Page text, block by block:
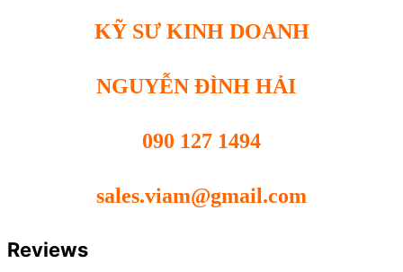
KỸ SƯ KINH DOANH
NGUYỄN ĐÌNH HẢI
090 127 1494
sales.viam@gmail.com
Reviews